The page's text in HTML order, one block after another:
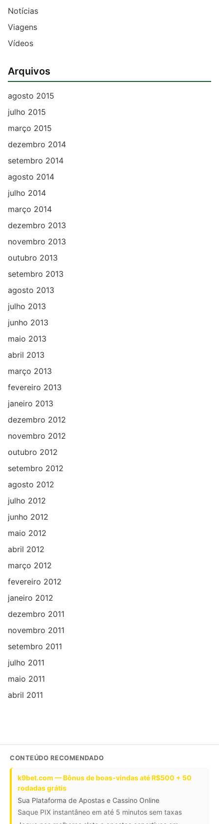
Notícias
Viagens
Vídeos
Arquivos
agosto 2015
julho 2015
março 2015
dezembro 2014
setembro 2014
agosto 2014
julho 2014
março 2014
dezembro 2013
novembro 2013
outubro 2013
setembro 2013
agosto 2013
julho 2013
junho 2013
maio 2013
abril 2013
março 2013
fevereiro 2013
janeiro 2013
dezembro 2012
novembro 2012
outubro 2012
setembro 2012
agosto 2012
julho 2012
junho 2012
maio 2012
abril 2012
março 2012
fevereiro 2012
janeiro 2012
dezembro 2011
novembro 2011
setembro 2011
julho 2011
maio 2011
abril 2011
CONTEÚDO RECOMENDADO
k9bet.com — Bônus de boas-vindas até R$500 + 50
rodadas grátis
Sua Plataforma de Apostas e Cassino Online
Saque PIX instantâneo em até 5 minutos sem taxas